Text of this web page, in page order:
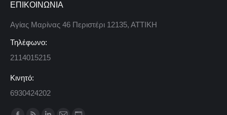
ΕΠΙΚΟΙΝΩΝΙΑ
Αγίας Μαρίνας 46 Περιστέρι 12135, ΑΤΤΙΚΗ
Τηλέφωνο:
2114015215
Κινητό:
6930424202
Find us on: